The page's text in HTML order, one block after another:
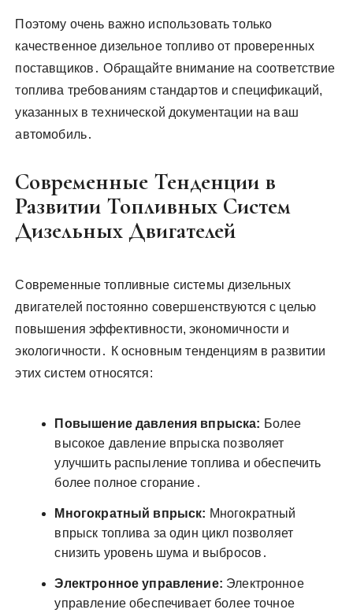
Поэтому очень важно использовать только
качественное дизельное топливо от проверенных
поставщиков․ Обращайте внимание на соответствие
топлива требованиям стандартов и спецификаций,
указанных в технической документации на ваш
автомобиль․
Современные Тенденции в
Развитии Топливных Систем
Дизельных Двигателей
Современные топливные системы дизельных
двигателей постоянно совершенствуются с целью
повышения эффективности, экономичности и
экологичности․ К основным тенденциям в развитии
этих систем относятся:
Повышение давления впрыска: Более
высокое давление впрыска позволяет
улучшить распыление топлива и обеспечить
более полное сгорание․
Многократный впрыск: Многократный
впрыск топлива за один цикл позволяет
снизить уровень шума и выбросов․
Электронное управление: Электронное
управление обеспечивает более точное